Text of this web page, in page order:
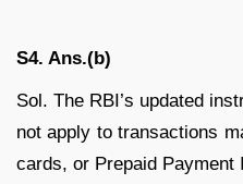
S4. Ans.(b)
Sol. The RBI’s updated
not apply to transactions
cards, or Prepaid Payment